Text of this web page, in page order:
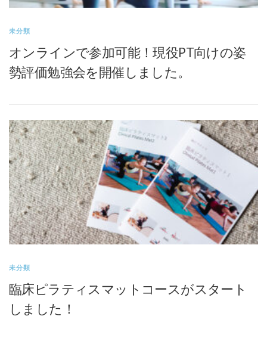
未分類
オンラインで参加可能！現役PT向けの姿
勢評価勉強会を開催しました。
未分類
臨床ピラティスマットコースがスタート
しました！